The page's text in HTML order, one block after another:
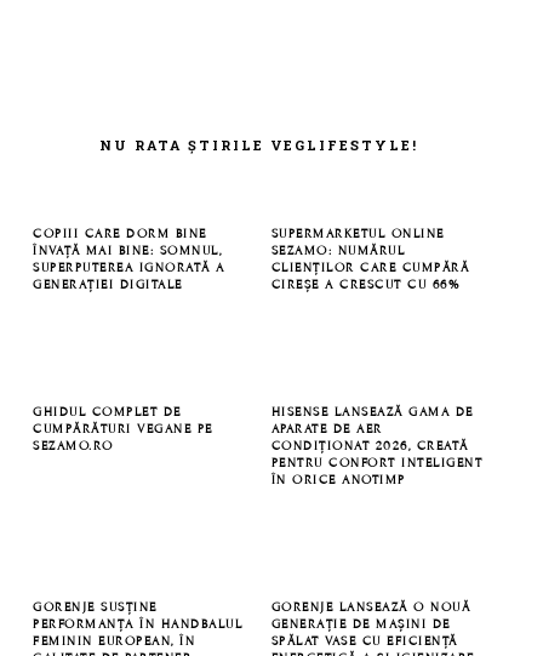
NU RATA ȘTIRILE VEGLIFESTYLE!
COPIII CARE DORM BINE
ÎNVAȚĂ MAI BINE: SOMNUL,
SUPERPUTEREA IGNORATĂ A
GENERAȚIEI DIGITALE
SUPERMARKETUL ONLINE
SEZAMO: NUMĂRUL
CLIENȚILOR CARE CUMPĂRĂ
CIREȘE A CRESCUT CU 66%
GHIDUL COMPLET DE
CUMPĂRĂTURI VEGANE PE
SEZAMO.RO
HISENSE LANSEAZĂ GAMA DE
APARATE DE AER
CONDIȚIONAT 2026, CREATĂ
PENTRU CONFORT INTELIGENT
ÎN ORICE ANOTIMP
GORENJE SUSȚINE
PERFORMANȚA ÎN HANDBALUL
FEMININ EUROPEAN, ÎN
GORENJE LANSEAZĂ O NOUĂ
GENERAȚIE DE MAȘINI DE
SPĂLAT VASE CU EFICIENȚĂ